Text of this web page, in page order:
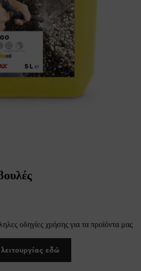
οδηγίες χρήσης για τα προϊόντα μας
εδώ